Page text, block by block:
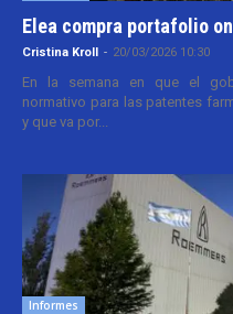
Elea compra portafolio
Cristina Kroll - 20/03/2026 10:30
En la semana en que el
normativo para las patentes
y que va por...
Informes